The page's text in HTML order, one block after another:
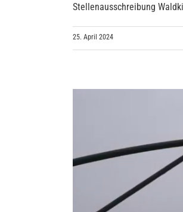
Stellenausschreibung
25. April 2024